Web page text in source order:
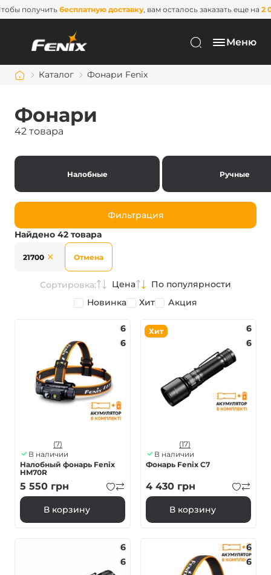
получитьбесплатную доставку, вам осталось заказать еще на2
Меню
Каталог Фонари Fenix
Фонари
42 товара
Налобные Ручные
Фильтрация
Найдено 42 товара
21700 Отмена
Сортировка: Цена
По популярности
Новинка
Хит Акция
6
6
(7)
В наличии
Налобный фонарь Fenix
HM70R
5 550 грн
В корзину
Хит
6
6
(17)
В наличии
Фонарь Fenix C7
4 430 грн
В корзину
6
6
6
6